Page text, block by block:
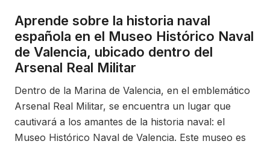
Aprende sobre la historia naval
española en el Museo Histórico Naval
de Valencia, ubicado dentro del
Arsenal Real Militar
Dentro de la Marina de Valencia, en el emblemático
Arsenal Real Militar, se encuentra un lugar que
cautivará a los amantes de la historia naval: el
Museo Histórico Naval de Valencia. Este museo es